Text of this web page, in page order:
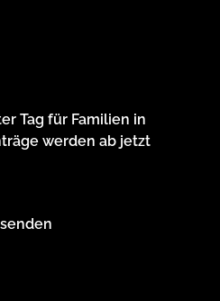
Tag für Familien in
werden ab jetzt